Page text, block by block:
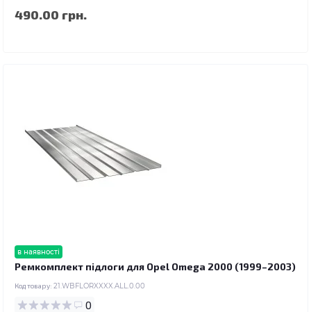
490.00 грн.
в наявності
Ремкомплект підлоги для Opel Omega 2000 (1999–2003)
Код товару: 21.WBFLORXXXX.ALL.0.00
0